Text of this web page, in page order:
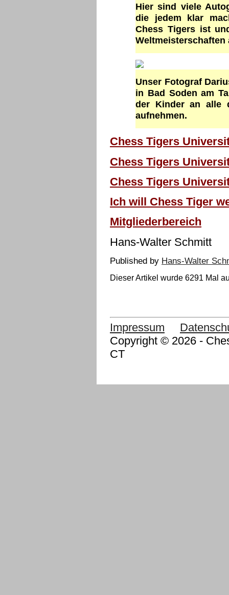
Hier sind viele
die jedem klar
Chess Tigers ist
Weltmeisterschaften
Unser Fotograf
in Bad Soden am
der Kinder an alle
aufnehmen.
Chess Tigers
Chess Tigers
Chess Tigers
Ich will Chess Tiger
Mitgliederbereich
Hans-Walter Schmitt
Published by Hans-Walter
Dieser Artikel wurde 6291 Mal
Impressum
Copyright © 2026 -
CT